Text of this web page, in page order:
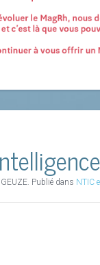
Publié dans NTIC